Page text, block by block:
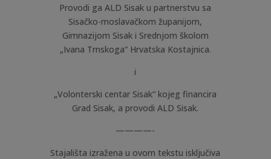
Provodi ga ALD Sisak u partnerstvu sa
Sisačko-moslavačkom županijom,
Gimnazijom Sisak i Srednjom školom
„Ivana Trnskoga“ Hrvatska Kostajnica.
i
„Volonterski centar Sisak“ kojeg financira
Grad Sisak, a provodi ALD Sisak.
————-
Stajališta izražena u ovom tekstu isključiva